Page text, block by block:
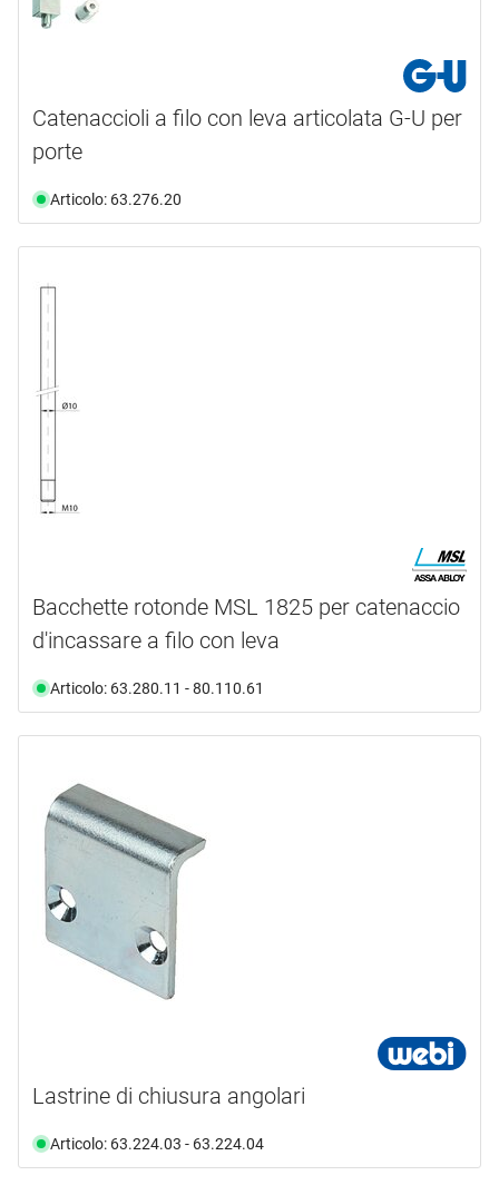
Catenaccioli a filo con leva articolata G-U per
porte
Articolo: 63.276.20
Bacchette rotonde MSL 1825 per catenaccio
d'incassare a filo con leva
Articolo: 63.280.11 - 80.110.61
Lastrine di chiusura angolari
Articolo: 63.224.03 - 63.224.04